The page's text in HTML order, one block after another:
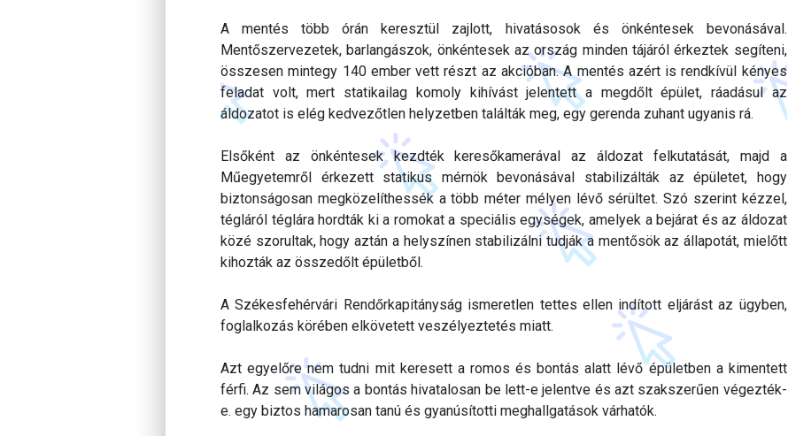
A mentés több órán keresztül zajlott, hivatásosok és önkéntesek bevonásával.
Mentőszervezetek, barlangászok, önkéntesek az ország minden tájáról érkeztek segíteni,
összesen mintegy 140 ember vett részt az akcióban. A mentés azért is rendkívül kényes
feladat volt, mert statikailag komoly kihívást jelentett a megdőlt épület, ráadásul az
áldozatot is elég kedvezőtlen helyzetben találták meg, egy gerenda zuhant ugyanis rá.
Elsőként az önkéntesek kezdték keresőkamerával az áldozat felkutatását, majd a
Műegyetemről érkezett statikus mérnök bevonásával stabilizálták az épületet, hogy
biztonságosan megközelíthessék a több méter mélyen lévő sérültet. Szó szerint kézzel,
tégláról téglára hordták ki a romokat a speciális egységek, amelyek a bejárat és az áldozat
közé szorultak, hogy aztán a helyszínen stabilizálni tudják a mentősök az állapotát, mielőtt
kihozták az összedőlt épületből.
A Székesfehérvári Rendőrkapitányság ismeretlen tettes ellen indított eljárást az ügyben,
foglalkozás körében elkövetett veszélyeztetés miatt.
Azt egyelőre nem tudni mit keresett a romos és bontás alatt lévő épületben a kimentett
férfi. Az sem világos a bontás hivatalosan be lett-e jelentve és azt szakszerűen végezték-
e. egy biztos hamarosan tanú és gyanúsítotti meghallgatások várhatók.